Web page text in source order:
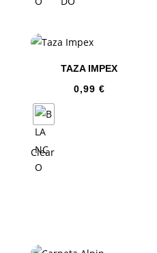
TAZA IMPEX
0,99 €
Clear